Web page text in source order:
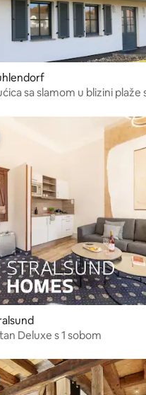
sa slamom u blizini plaže
Deluxe s 1 sobom